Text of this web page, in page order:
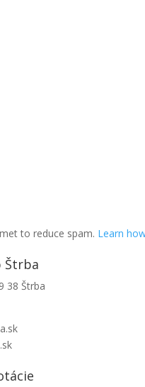
to reduce spam. Learn
Štrba
38 Štrba